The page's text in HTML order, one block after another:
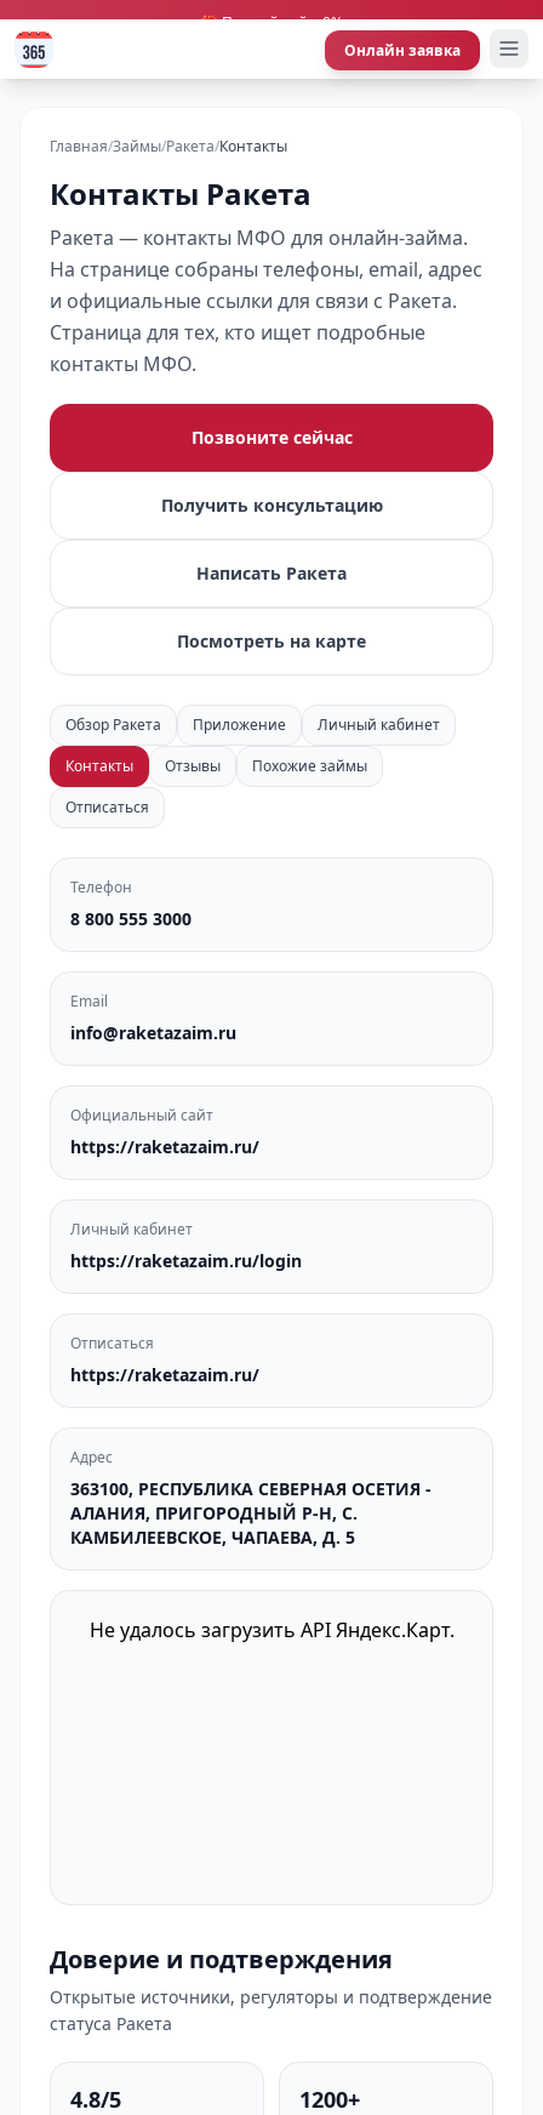
🎁 Первый займ 0%
Онлайн заявка
Главная/Займы/Ракета/Контакты
Контакты Ракета
Ракета — контакты МФО для онлайн-займа.
На странице собраны телефоны, email, адрес
и официальные ссылки для связи с Ракета.
Страница для тех, кто ищет подробные
контакты МФО.
Позвоните сейчас
Получить консультацию
Написать Ракета
Посмотреть на карте
Обзор Ракета Приложение
Личный кабинет
Контакты
Отзывы
Похожие займы
Отписаться
Телефон
8 800 555 3000
Email
info@raketazaim.ru
Официальный сайт
https://raketazaim.ru/
Личный кабинет
https://raketazaim.ru/login
Отписаться
https://raketazaim.ru/
Адрес
363100, РЕСПУБЛИКА СЕВЕРНАЯ ОСЕТИЯ -
АЛАНИЯ, ПРИГОРОДНЫЙ Р-Н, С.
КАМБИЛЕЕВСКОЕ, ЧАПАЕВА, Д. 5
Не удалось загрузить API Яндекс.Карт.
Доверие и подтверждения
Открытые источники, регуляторы и подтверждение
статуса Ракета
4.8/5 1200+